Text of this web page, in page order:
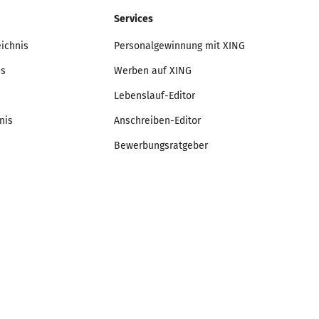
Services
Personalgewinnung mit XING
Werben auf XING
Lebenslauf-Editor
Anschreiben-Editor
Bewerbungsratgeber